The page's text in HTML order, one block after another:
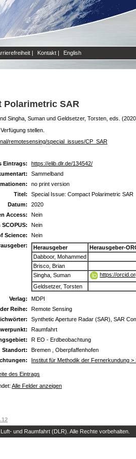
| Kontakt | English
Polarimetric SAR
Singha, Suman und Geldsetzer, Torsten , eds.
stellen.
remotesensing/special_issues/CP_SAR
Eintrags:
https://elib.dlr.de/134542/
Sammelband
no print version
Titel:
Special Issue: Compact Polarimetric SAR
Datum:
2020
Access:
Nein
SCOPUS:
Nein
Science:
Nein
Herausgeber
Herausgeber-
Dabboor, Mohammed
Brisco, Brian
Singha, Suman
https://
Geldsetzer, Torsten
Verlag:
MDPI
Reihe:
Remote Sensing
Synthetic Aperture Radar (SAR), SAR
Raumfahrt
R EO - Erdbeobachtung
Standort:
Bremen , Oberpfaffenhofen
Institut für Methodik der Fernerkundung >
des Eintrags
Alle Felder anzeigen
und Raumfahrt (DLR). Alle Rechte vorbehalten.